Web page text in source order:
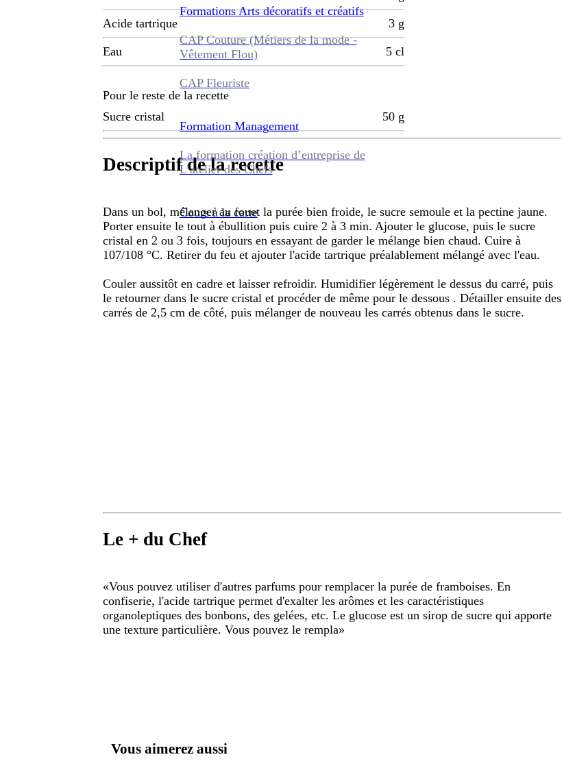
Formations Arts décoratifs et créatifs
CAP Couture (Métiers de la mode -
Vêtement Flou)
CAP Fleuriste
Formation Management
La formation création d’entreprise de
L’atelier des Chefs
Cours à la carte
Acide tartrique 3 g
Eau 5 cl
Pour le reste de la recette
Sucre cristal
50 g
Descriptif de la recette
Dans un bol, mélanger au fouet la purée bien froide, le sucre semoule et la pectine jaune.
Porter ensuite le tout à ébullition puis cuire 2 à 3 min. Ajouter le glucose, puis le sucre
cristal en 2 ou 3 fois, toujours en essayant de garder le mélange bien chaud. Cuire à
107/108 °C. Retirer du feu et ajouter l'acide tartrique préalablement mélangé avec l'eau.
Couler aussitôt en cadre et laisser refroidir. Humidifier légèrement le dessus du carré, puis
le retourner dans le sucre cristal et procéder de même pour le dessous . Détailler ensuite des
carrés de 2,5 cm de côté, puis mélanger de nouveau les carrés obtenus dans le sucre.
Le + du Chef
«Vous pouvez utiliser d'autres parfums pour remplacer la purée de framboises. En
confiserie, l'acide tartrique permet d'exalter les arômes et les caractéristiques
organoleptiques des bonbons, des gelées, etc. Le glucose est un sirop de sucre qui apporte
une texture particulière. Vous pouvez le rempla»
Vous aimerez aussi